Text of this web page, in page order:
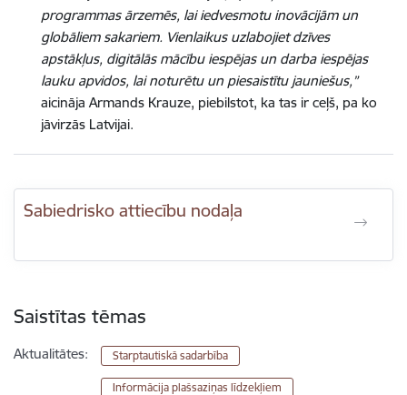
programmas ārzemēs, lai iedvesmotu inovācijām un
globāliem sakariem. Vienlaikus uzlabojiet dzīves
apstākļus, digitālās mācību iespējas un darba iespējas
lauku apvidos, lai noturētu un piesaistītu jauniešus,”
aicināja Armands Krauze, piebilstot, ka tas ir ceļš, pa ko
jāvirzās Latvijai.
Sabiedrisko attiecību nodaļa
Saistītas tēmas
Aktualitātes: Starptautiskā sadarbība
Informācija plašsaziņas līdzekļiem